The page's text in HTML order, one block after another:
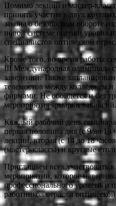
Помимо лекций и мастер-
принять участие в двух
закона о безопасном обороте
новой системе оценки уровня
специалистов оптической
Кроме того, во время работы
III Международная олимпиада
заведений. Также
телемостов между колледжем
фирмами. Не обойдется и без
мероприятия ярмарки вакансий.
Каждый рабочий день семинара
первая половина дня (с 9 до 13
лекции, вторая (с 14 до 18
(мастер-классы) и круглые
Приглашаем всех участвовать
мероприятии, которое
профессионального уровень и
работников отрасли